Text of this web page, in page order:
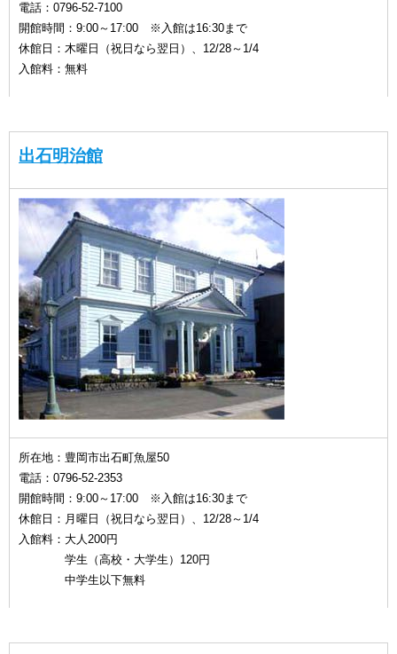
電話：0796-52-7100
開館時間：9:00～17:00 ※入館は16:30まで
休館日：木曜日（祝日なら翌日）、12/28～1/4
入館料：無料
出石明治館
所在地：豊岡市出石町魚屋50
電話：0796-52-2353
開館時間：9:00～17:00 ※入館は16:30まで
休館日：月曜日（祝日なら翌日）、12/28～1/4
入館料：大人200円
学生（高校・大学生）120円
中学生以下無料